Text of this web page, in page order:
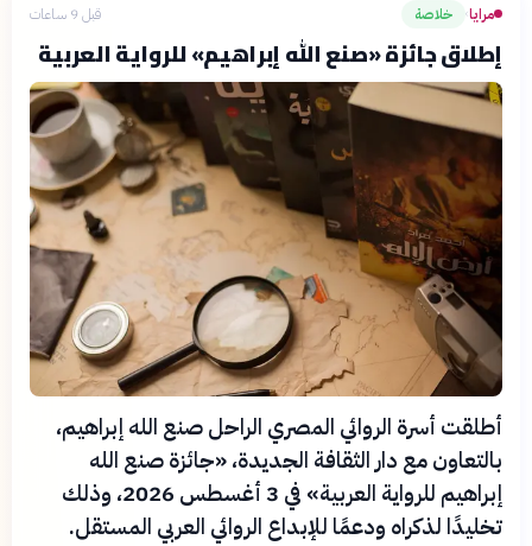
مرايا› خلاصة قبل 9 ساعات
إطلاق جائزة «صنع الله إبراهيم» للرواية العربية
أطلقت أسرة الروائي المصري الراحل صنع الله إبراهيم،
بالتعاون مع دار الثقافة الجديدة، «جائزة صنع الله
إبراهيم للرواية العربية» في 3 أغسطس 2026، وذلك
تخليدًا لذكراه ودعمًا للإبداع الروائي العربي المستقل.